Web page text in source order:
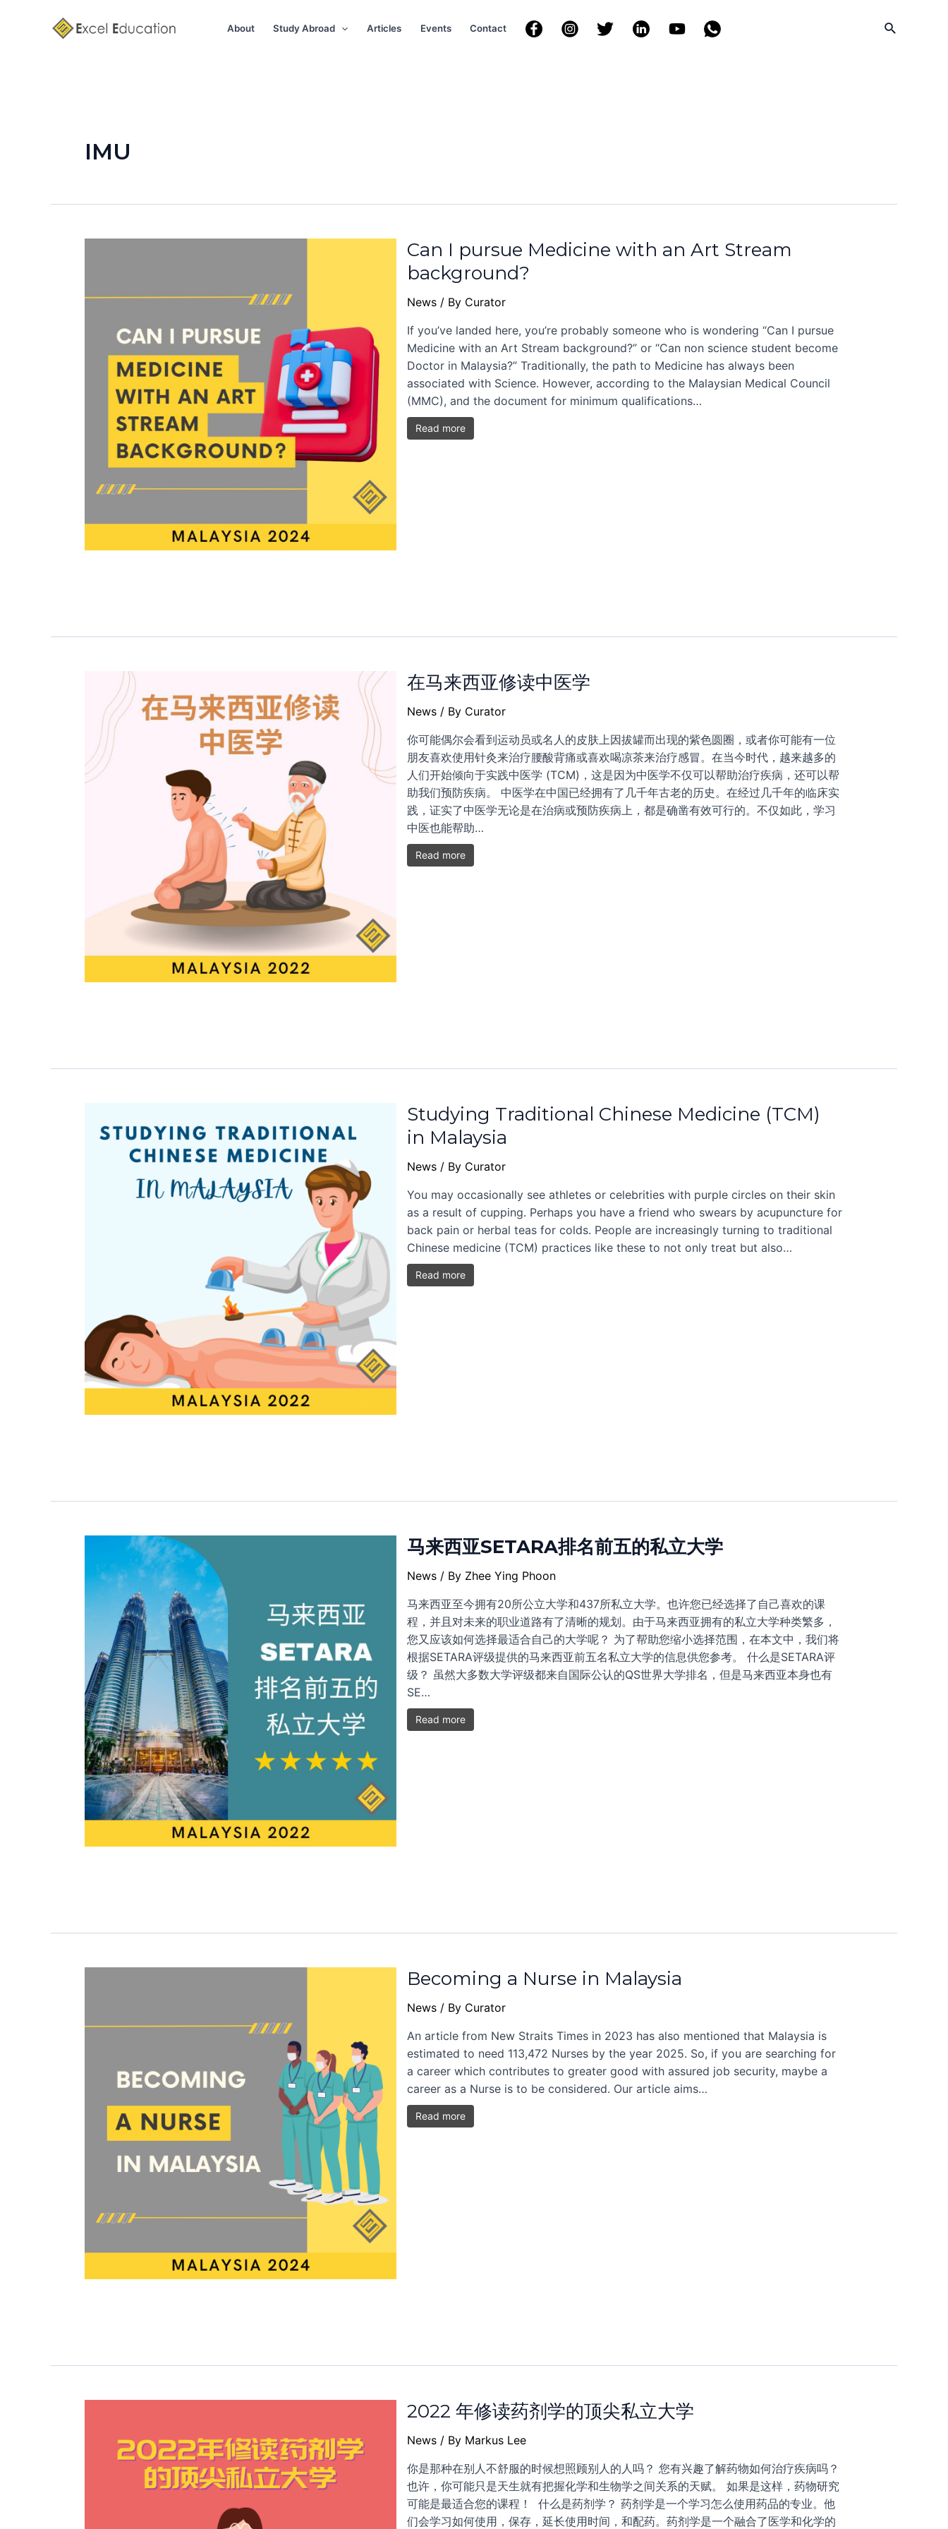
About Study Abroad Articles Events Contact Search
IMU
Can I pursue Medicine with an Art Stream
background?
News/ By Curator
If you’ve landed here, you’re probably someone who is wondering “Can I pursue
Medicine with an Art Stream background?” or “Can non science student become
Doctor in Malaysia?” Traditionally, the path to Medicine has always been
associated with Science. However, according to the Malaysian Medical Council
(MMC), and the document for minimum qualifications…
Read more
在马来西亚修读中医学
News/ By Curator
你可能偶尔会看到运动员或名人的皮肤上因拔罐而出现的紫色圆圈，或者你可能有一位
朋友喜欢使用针灸来治疗腰酸背痛或喜欢喝凉茶来治疗感冒。在当今时代，越来越多的
人们开始倾向于实践中医学 (TCM)，这是因为中医学不仅可以帮助治疗疾病，还可以帮
助我们预防疾病。 中医学在中国已经拥有了几千年古老的历史。在经过几千年的临床实
践，证实了中医学无论是在治病或预防疾病上，都是确凿有效可行的。不仅如此，学习
中医也能帮助…
Read more
Studying Traditional Chinese Medicine (TCM)
in Malaysia
News/ By Curator
You may occasionally see athletes or celebrities with purple circles on their skin
as a result of cupping. Perhaps you have a friend who swears by acupuncture for
back pain or herbal teas for colds. People are increasingly turning to traditional
Chinese medicine (TCM) practices like these to not only treat but also…
Read more
马来西亚SETARA排名前五的私立大学
News/ By Zhee Ying Phoon
马来西亚至今拥有20所公立大学和437所私立大学。也许您已经选择了自己喜欢的课
程，并且对未来的职业道路有了清晰的规划。由于马来西亚拥有的私立大学种类繁多，
您又应该如何选择最适合自己的大学呢？ 为了帮助您缩小选择范围，在本文中，我们将
根据SETARA评级提供的马来西亚前五名私立大学的信息供您参考。 什么是SETARA评
级？ 虽然大多数大学评级都来自国际公认的QS世界大学排名，但是马来西亚本身也有
SE…
Read more
Becoming a Nurse in Malaysia
News/ By Curator
An article from New Straits Times in 2023 has also mentioned that Malaysia is
estimated to need 113,472 Nurses by the year 2025. So, if you are searching for
a career which contributes to greater good with assured job security, maybe a
career as a Nurse is to be considered. Our article aims…
Read more
2022 年修读药剂学的顶尖私立大学
News/ By Markus Lee
你是那种在别人不舒服的时候想照顾别人的人吗？ 您有兴趣了解药物如何治疗疾病吗？
也许，你可能只是天生就有把握化学和生物学之间关系的天赋。 如果是这样，药物研究
可能是最适合您的课程！ 什么是药剂学？ 药剂学是一个学习怎么使用药品的专业。他
们会学习如何使用，保存，延长使用时间，和配药。药剂学是一个融合了医学和化学的
pagination